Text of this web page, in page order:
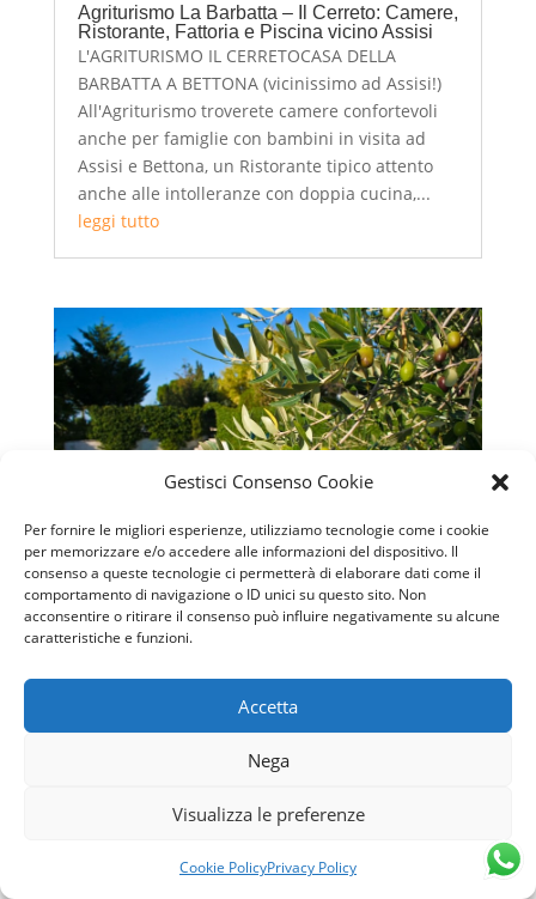
Gestisci Consenso Cookie
Per fornire le migliori esperienze, utilizziamo tecnologie come i cookie
per memorizzare e/o accedere alle informazioni del dispositivo. Il
consenso a queste tecnologie ci permetterà di elaborare dati come il
comportamento di navigazione o ID unici su questo sito. Non
acconsentire o ritirare il consenso può influire negativamente su alcune
caratteristiche e funzioni.
Accetta
Nega
Visualizza le preferenze
Cookie PolicyPrivacy Policy
Agriturismo La Barbatta – Il Cerreto: Camere,
Ristorante, Fattoria e Piscina vicino Assisi
L'AGRITURISMO IL CERRETOCASA DELLA
BARBATTA A BETTONA (vicinissimo ad Assisi!)
All'Agriturismo troverete camere confortevoli
anche per famiglie con bambini in visita ad
Assisi e Bettona, un Ristorante tipico attento
anche alle intolleranze con doppia cucina,...
leggi tutto
Agriturismo La Cascina Biologica SAN VITO
a Spoleto, Perugia
dista 10 km da Spoleto, Umbria. Offre 6 camere
confortevoli per Famiglie con Bambini, un
Ristorante tipico umbro biologico con prodotti
giochi immerso nel verde, un Caseificio...